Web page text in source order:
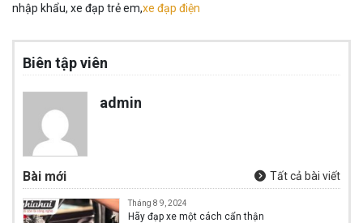
nhập khẩu, xe đạp trẻ em,xe đạp điện
Biên tập viên
admin
Bài mới Tất cả bài viết
Tháng 8 9, 2024
Hãy đạp xe một cách cẩn thận